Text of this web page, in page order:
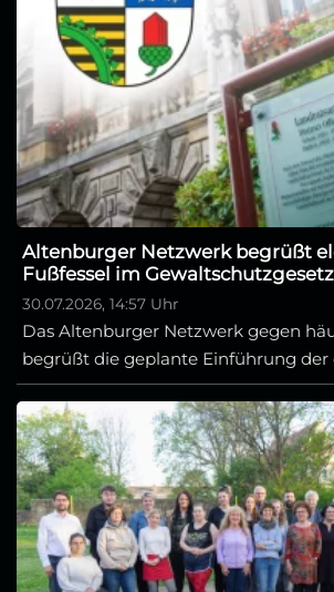
Altenburger Netzwerk begrüßt
Fußfessel im Gewaltschutzgesetz
30.07.2026, 14:57 Uhr
Das Altenburger Netzwerk gegen
begrüßt die geplante Einführung der